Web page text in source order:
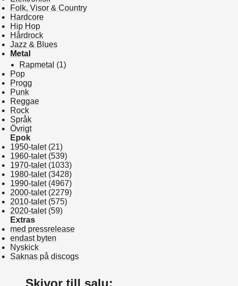
Folk, Visor & Country
Hardcore
Hip Hop
Hårdrock
Jazz & Blues
Metal
Rapmetal (1)
Pop
Progg
Punk
Reggae
Rock
Språk
Övrigt
Epok
1950-talet(21)
1960-talet(539)
1970-talet(1033)
1980-talet(3428)
1990-talet(4967)
2000-talet(2279)
2010-talet(575)
2020-talet(59)
Extras
med pressrelease
endast byten
Nyskick
Saknas på discogs
Skivor till salu: